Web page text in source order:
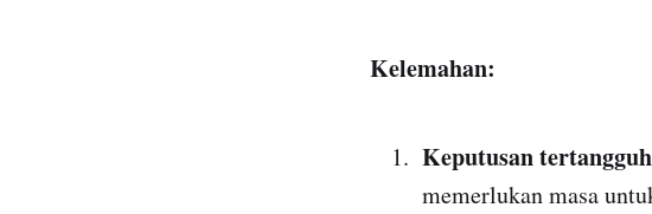
Kelemahan:
Keputusan tertangguh
memerlukan masa